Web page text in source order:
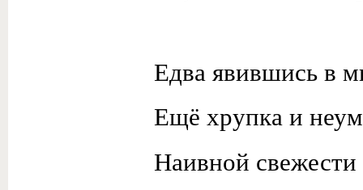
Едва явившись в
Ещё хрупка и
Наивной свежести